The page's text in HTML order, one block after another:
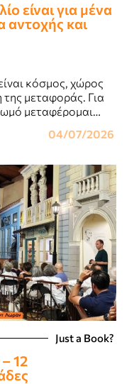
είναι για μένα
αντοχής και
κόσμος, χώρος
της μεταφοράς. Για
μεταφέρομαι
04/07/2026
Just a Book?
12